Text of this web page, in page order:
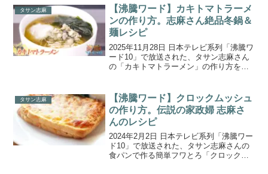
ご自身もSNSで創作料理を披露するほど
料理上手...
タサン志麻
【沸騰ワード】カキトマトラーメ
ンの作り方。志麻さん絶品冬鍋＆
麺レシピ
2025年11月28日 日本テレビ系列「沸騰ワ
ード10」で放送された、タサン志麻さん
の「カキトマトラーメン」の作り方をご
んが寒い季節にぴったりのアイデア満載
鍋レシピを...
タサン志麻
【沸騰ワード】クロックムッシュ
の作り方。伝説の家政婦 志麻さ
んのレシピ
2024年2月2日 日本テレビ系列「沸騰ワー
ド10」で放送された、タサン志麻さんの
食パンで作る簡単フワとろ「クロックム